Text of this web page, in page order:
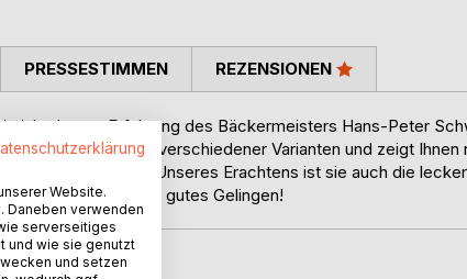
jahrelanger Erfahrung des Bäckermeisters Hans-Peter
dem Ausprobieren verschiedener Varianten und zeigt Ihnen
Tradition hat. Unseres Erachtens ist sie auch die
Wir wünschen gutes Gelingen!
PRESSESTIMMEN REZENSIONEN
Website.
Daneben verwenden
serverseitiges
und wie sie genutzt
und setzen